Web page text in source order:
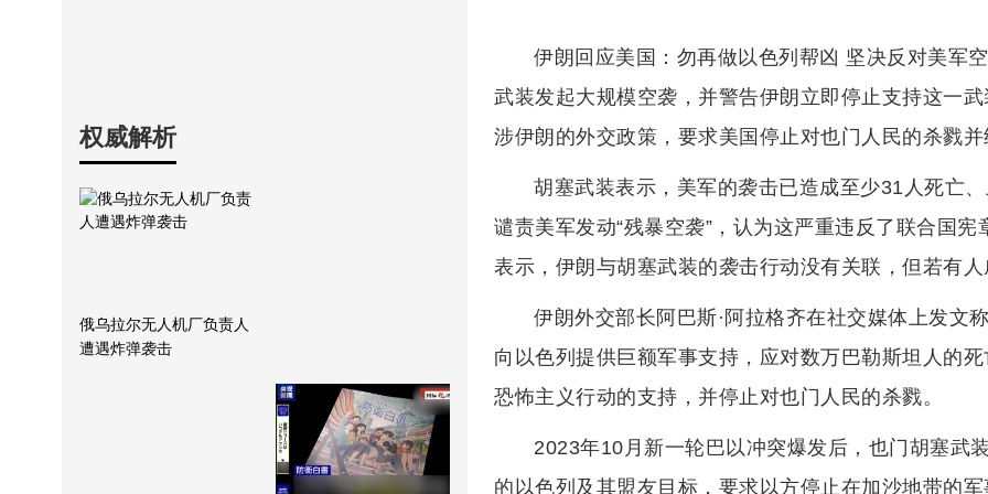
权威解析
俄乌拉尔无人机厂负责人
遭遇炸弹袭击
伊朗回应美国：勿再做以色列帮凶 坚决反对美军
武装发起大规模空袭，并警告伊朗立即停止支持这一
涉伊朗的外交政策，要求美国停止对也门人民的杀戮
胡塞武装表示，美军的袭击已造成至少31人死亡
谴责美军发动“残暴空袭”，认为这严重违反了联合国
表示，伊朗与胡塞武装的袭击行动没有关联，但若有
伊朗外交部长阿巴斯·阿拉格齐在社交媒体上发文
向以色列提供巨额军事支持，应对数万巴勒斯坦人的
恐怖主义行动的支持，并停止对也门人民的杀戮。
2023年10月新一轮巴以冲突爆发后，也门胡塞武
的以色列及其盟友目标，要求以方停止在加沙地带的